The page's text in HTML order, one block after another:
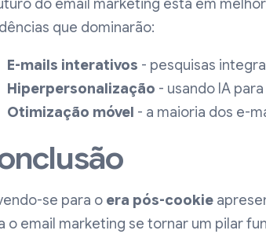
do email marketing está em
que dominarão:
E-mails interativos - pesquisas
Hiperpersonalização - usando IA
Otimização móvel - a maioria dos e-
se para o era pós-cookie
o email marketing se tornar um pilar